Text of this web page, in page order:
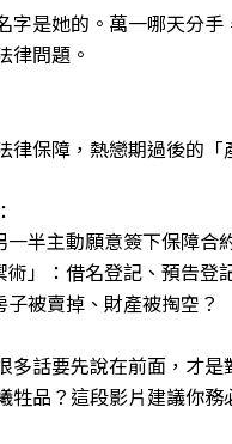
字是她的。萬一哪天分手
律問題。
律保障，熱戀期過後的
半主動願意簽下保障合
」：借名登記、預告登
被賣掉、財產被掏空？
多話要先說在前面，才是
品？這段影片建議你務